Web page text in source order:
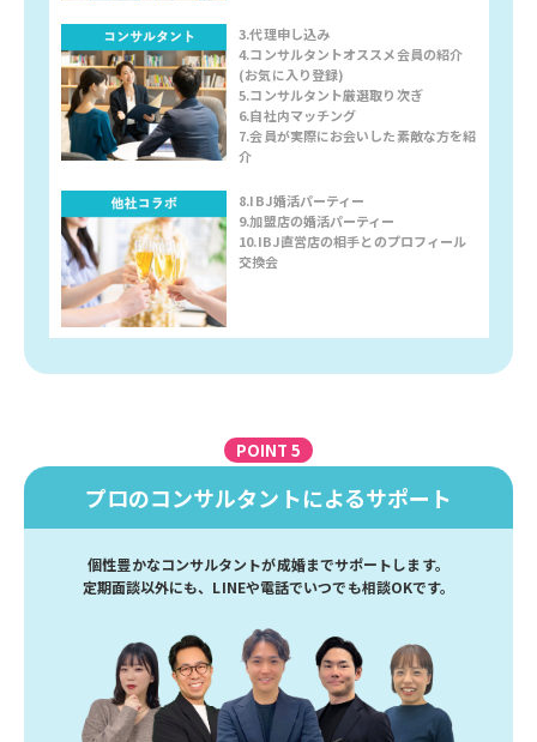
3.代理申し込み
4.コンサルタントオススメ会員の紹介
(お気に入り登録)
5.コンサルタント厳選取り次ぎ
6.自社内マッチング
7.会員が実際にお会いした素敵な方を紹
介
8.IBJ婚活パーティー
9.加盟店の婚活パーティー
10.IBJ直営店の相手とのプロフィール
交換会
POINT 5
プロのコンサルタントによるサポート
個性豊かなコンサルタントが成婚までサポートします。
定期面談以外にも、LINEや電話でいつでも相談OKです。